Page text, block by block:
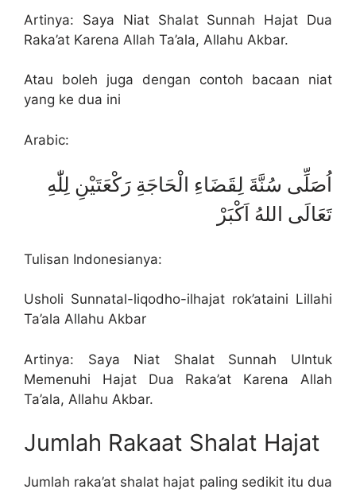
Artinya: Saya Niat Shalat Sunnah Hajat Dua
Raka’at Karena Allah Ta’ala, Allahu Akbar.
Atau boleh juga dengan contoh bacaan niat
yang ke dua ini
Arabic:
اُصَلِّى سُنَّةَ لِقَضَاءِ الْحَاجَةِ رَكْعَتَيْنِ لِلّٰهِ
تَعَالَى اللهُ اَكْبَرْ
Tulisan Indonesianya:
Usholi Sunnatal-liqodho-ilhajat rok’ataini Lillahi
Ta’ala Allahu Akbar
Artinya: Saya Niat Shalat Sunnah UIntuk
Memenuhi Hajat Dua Raka’at Karena Allah
Ta’ala, Allahu Akbar.
Jumlah Rakaat Shalat Hajat
Jumlah raka’at shalat hajat paling sedikit itu dua